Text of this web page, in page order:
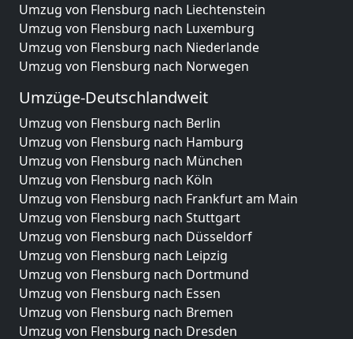
Umzug von Flensburg nach Liechtenstein
Umzug von Flensburg nach Luxemburg
Umzug von Flensburg nach Niederlande
Umzug von Flensburg nach Norwegen
Umzüge-Deutschlandweit
Umzug von Flensburg nach Berlin
Umzug von Flensburg nach Hamburg
Umzug von Flensburg nach München
Umzug von Flensburg nach Köln
Umzug von Flensburg nach Frankfurt am Main
Umzug von Flensburg nach Stuttgart
Umzug von Flensburg nach Düsseldorf
Umzug von Flensburg nach Leipzig
Umzug von Flensburg nach Dortmund
Umzug von Flensburg nach Essen
Umzug von Flensburg nach Bremen
Umzug von Flensburg nach Dresden